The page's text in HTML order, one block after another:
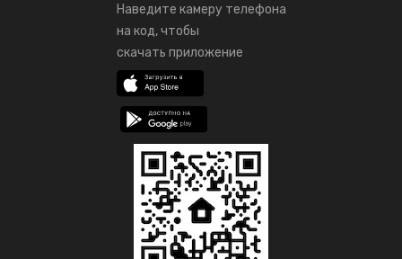
Наведите камеру телефона
на код, чтобы
скачать приложение